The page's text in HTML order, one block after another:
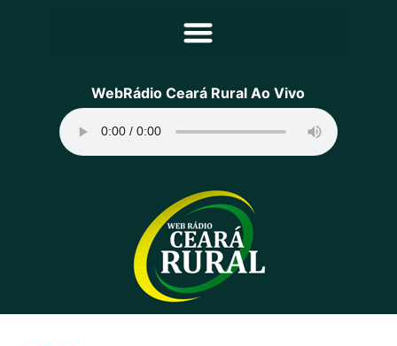
Principal
Programação
Equipe
Contato
Sobre
WebRádio Ceará Rural Ao Vivo